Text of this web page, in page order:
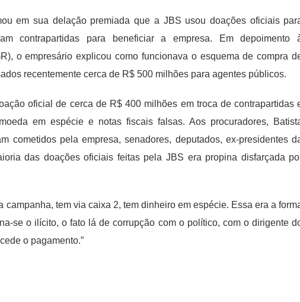
em sua delação premiada que a JBS usou doações oficiais
contrapartidas para beneficiar a empresa. Em depoimento
o empresário explicou como funcionava o esquema de compra
recentemente cerca de R$ 500 milhões para agentes públicos.
oficial de cerca de R$ 400 milhões em troca de contrapartidas
em espécie e notas fiscais falsas. Aos procuradores,
cometidos pela empresa, senadores, deputados, ex-presidentes
das doações oficiais feitas pela JBS era propina disfarçada
campanha, tem via caixa 2, tem dinheiro em espécie. Essa era a
se o ilícito, o fato lá de corrupção com o político, com o dirigente
o pagamento.”